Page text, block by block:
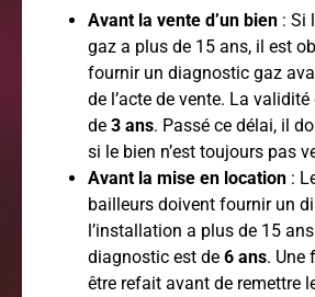
Avant la vente d’un bien : Si
gaz a plus de 15 ans, il est
fournir un diagnostic gaz
de l’acte de vente. La
de 3 ans. Passé ce délai, il
si le bien n’est toujours pas
Avant la mise en location :
bailleurs doivent fournir un
l’installation a plus de 15
diagnostic est de 6 ans. Une
être refait avant de remettre